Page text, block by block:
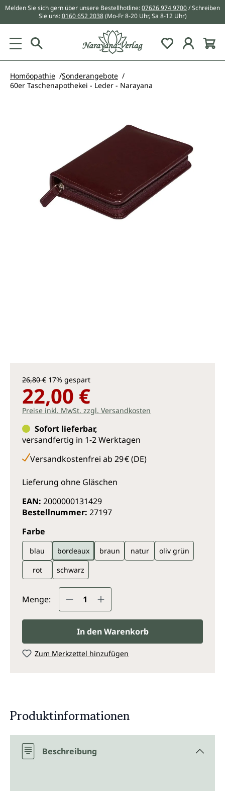
springen
Melden Sie sich gern über unsere Bestellhotline:07626 974 9700/ Schreiben
Sie uns:0160 652 2038 (Mo-Fr 8-20 Uhr, Sa 8-12 Uhr)
Du hast 0
Homöopathie
Sonderangebote
60er Taschenapothekei - Leder - Narayana
26,80 € 17% gespart
22,00 €
Preise inkl. MwSt. zzgl. Versandkosten
Sofort lieferbar,
versandfertig in 1-2 Werktagen
Versandkostenfrei ab 29 € (DE)
Lieferung ohne Gläschen
EAN: 2000000131429
Bestellnummer: 27197
Farbe
blau bordeaux braun natur
oliv grün
rot
schwarz
Menge: Produkt Anzahl: Gib den
In den Warenkorb
Zum Merkzettel hinzufügen
Produktinformationen
Beschreibung